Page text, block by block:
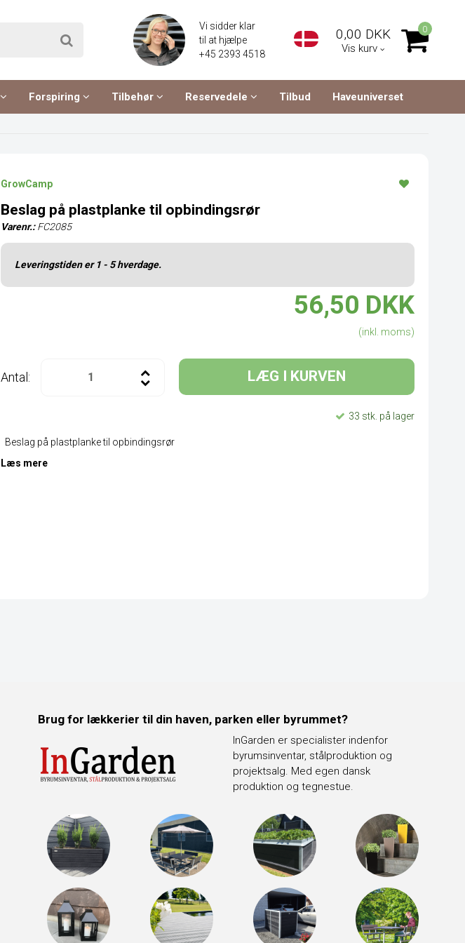
Vi sidder klar
til at hjælpe
+45 2393 4518
0,00 DKK
Vis kurv
0
Forspiring Tilbehør Reservedele Tilbud Haveuniverset
GrowCamp
Beslag på plastplanke til opbindingsrør
Varenr.: FC2085
Leveringstiden er 1 - 5 hverdage.
56,50 DKK
(inkl. moms)
Antal: LÆG I KURVEN
33 stk. på lager
Beslag på plastplanke til opbindingsrør
Læs mere
Brug for lækkerier til din haven, parken eller byrummet?
InGarden er specialister indenfor
byrumsinventar, stålproduktion og
projektsalg. Med egen dansk
produktion og tegnestue.